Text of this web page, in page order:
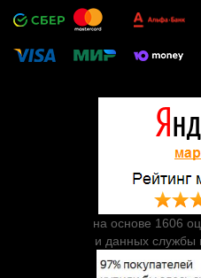
на основе 1606
и данных службы